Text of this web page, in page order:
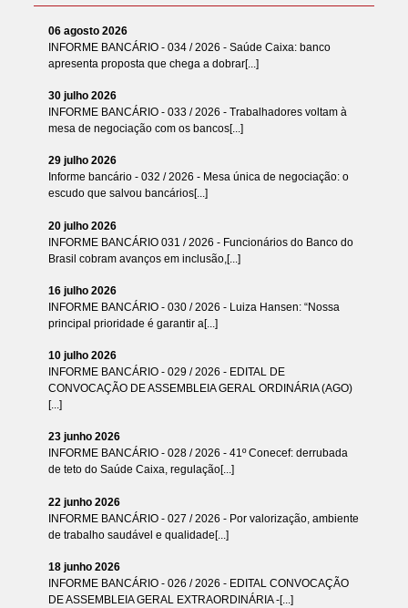
06 agosto 2026
INFORME BANCÁRIO - 034 / 2026 - Saúde Caixa: banco
apresenta proposta que chega a dobrar[...]
30 julho 2026
INFORME BANCÁRIO - 033 / 2026 - Trabalhadores voltam à
mesa de negociação com os bancos[...]
29 julho 2026
Informe bancário - 032 / 2026 - Mesa única de negociação: o
escudo que salvou bancários[...]
20 julho 2026
INFORME BANCÁRIO 031 / 2026 - Funcionários do Banco do
Brasil cobram avanços em inclusão,[...]
16 julho 2026
INFORME BANCÁRIO - 030 / 2026 - Luiza Hansen: “Nossa
principal prioridade é garantir a[...]
10 julho 2026
INFORME BANCÁRIO - 029 / 2026 - EDITAL DE
CONVOCAÇÃO DE ASSEMBLEIA GERAL ORDINÁRIA (AGO)
[...]
23 junho 2026
INFORME BANCÁRIO - 028 / 2026 - 41º Conecef: derrubada
de teto do Saúde Caixa, regulação[...]
22 junho 2026
INFORME BANCÁRIO - 027 / 2026 - Por valorização, ambiente
de trabalho saudável e qualidade[...]
18 junho 2026
INFORME BANCÁRIO - 026 / 2026 - EDITAL CONVOCAÇÃO
DE ASSEMBLEIA GERAL EXTRAORDINÁRIA -[...]